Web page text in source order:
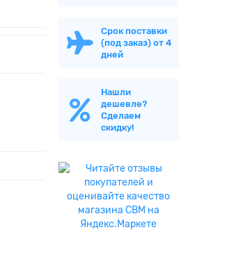
Срок поставки
(под заказ) от 4
дней
Нашли
дешевле?
Сделаем
скидку!